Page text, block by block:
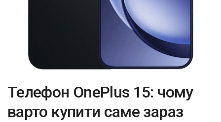
Телефон OnePlus 15: чому
варто купити саме зараз